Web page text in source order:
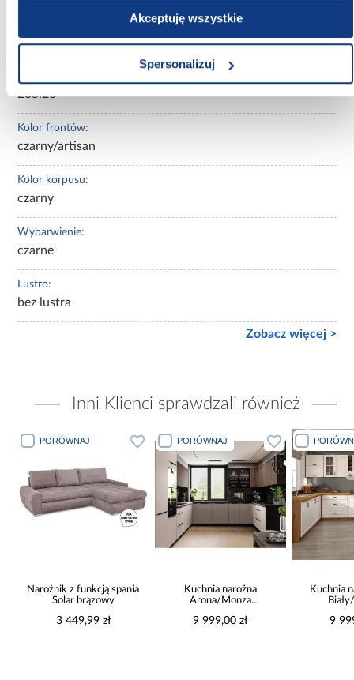
Akceptuję wszystkie
Spersonalizuj
45.00
235.20
Kolor frontów:
czarny/artisan
Kolor korpusu:
czarny
Wybarwienie:
czarne
Lustro:
bez lustra
Zobacz więcej >
Inni Klienci sprawdzali również
PORÓWNAJ
Narożnik z funkcją spania
Solar brązowy
3 449,99 zł
PORÓWNAJ
Kuchnia narożna
Arona/Monza
9 999,00 zł
Kuchnia
9